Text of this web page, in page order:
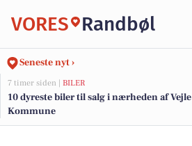
VORES Randbøl
Seneste nyt ›
7 timer siden | BILER
10 dyreste biler til salg i nærheden af Vejle
Kommune